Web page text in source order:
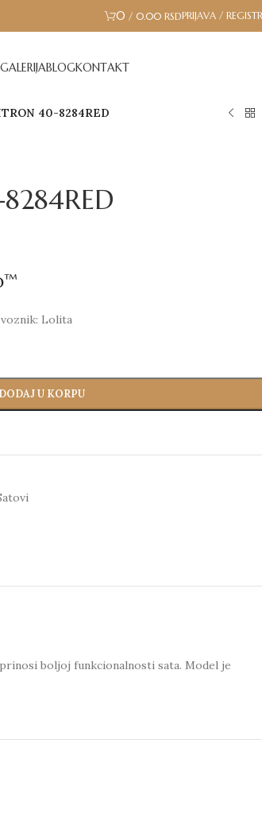
0 / 0.00 RSDPRIJAVA /
GALERIJABLOGKONTAKT
40-8284RED
Lolita
DODAJ U KORPU
boljoj funkcionalnosti sata. Model je